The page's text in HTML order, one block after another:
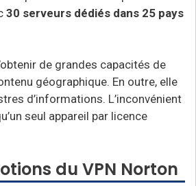
30 serveurs dédiés dans 25 pays
de grandes capacités de
géographique. En outre, elle
d’informations. L’inconvénient
seul appareil par licence
du VPN Norton